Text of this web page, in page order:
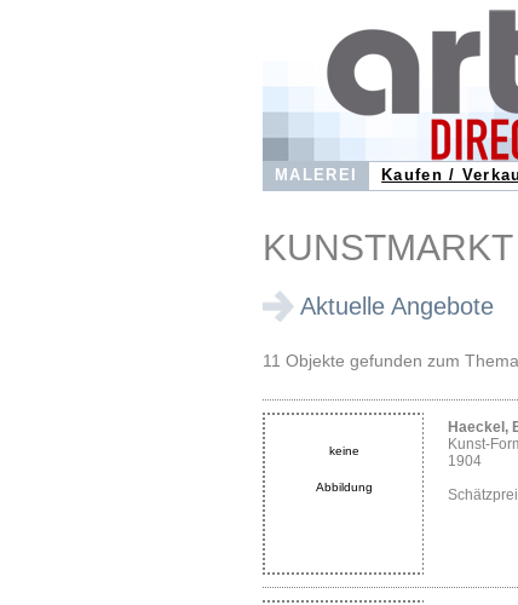
MALEREI Kaufen /
KUNSTMARKT
Aktuelle Angebote
11 Objekte gefunden zum Thema
keine
Abbildung
Haeckel,
Kunst-
1904